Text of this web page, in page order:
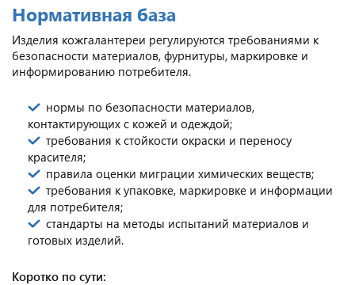
Нормативная база
Изделия кожгалантереи регулируются требованиями к
безопасности материалов, фурнитуры, маркировке и
информированию потребителя.
нормы по безопасности материалов,
контактирующих с кожей и одеждой;
требования к стойкости окраски и переносу
красителя;
правила оценки миграции химических веществ;
требования к упаковке, маркировке и информации
для потребителя;
стандарты на методы испытаний материалов и
готовых изделий.
Коротко по сути: